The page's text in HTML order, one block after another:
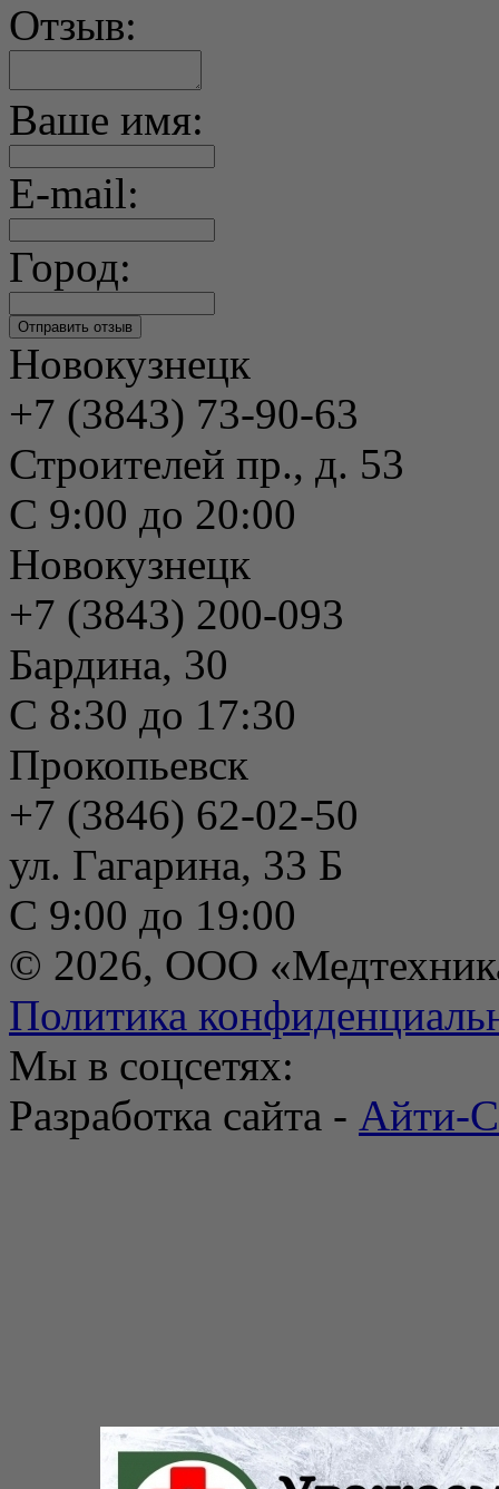
Отзыв:
Ваше имя:
E-mail:
Город:
Новокузнецк
+7 (3843) 73-90-63
Строителей пр., д. 53
С 9:00 до 20:00
Новокузнецк
+7 (3843) 200-093
Бардина, 30
С 8:30 до 17:30
Прокопьевск
+7 (3846) 62-02-50
ул. Гагарина, 33 Б
С 9:00 до 19:00
© 2026, ООО
Политика
Мы в соцсетях:
Разработка сайта - Айти-